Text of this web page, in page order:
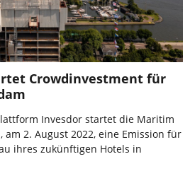
Crowdinvestment für
Invesdor startet die Maritim
am 2. August 2022, eine Emission für
ihres zukünftigen Hotels in